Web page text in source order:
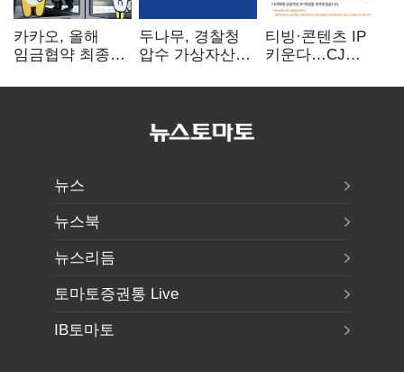
카카오, 올해
임금협약 최종
인상·격려금
두나무, 경찰청
압수 가상자산
커스터디 사업
티빙·콘텐츠 IP
키운다…CJ
글로벌 확장 가속
뉴스
뉴스북
뉴스리듬
토마토증권통 Live
IB토마토